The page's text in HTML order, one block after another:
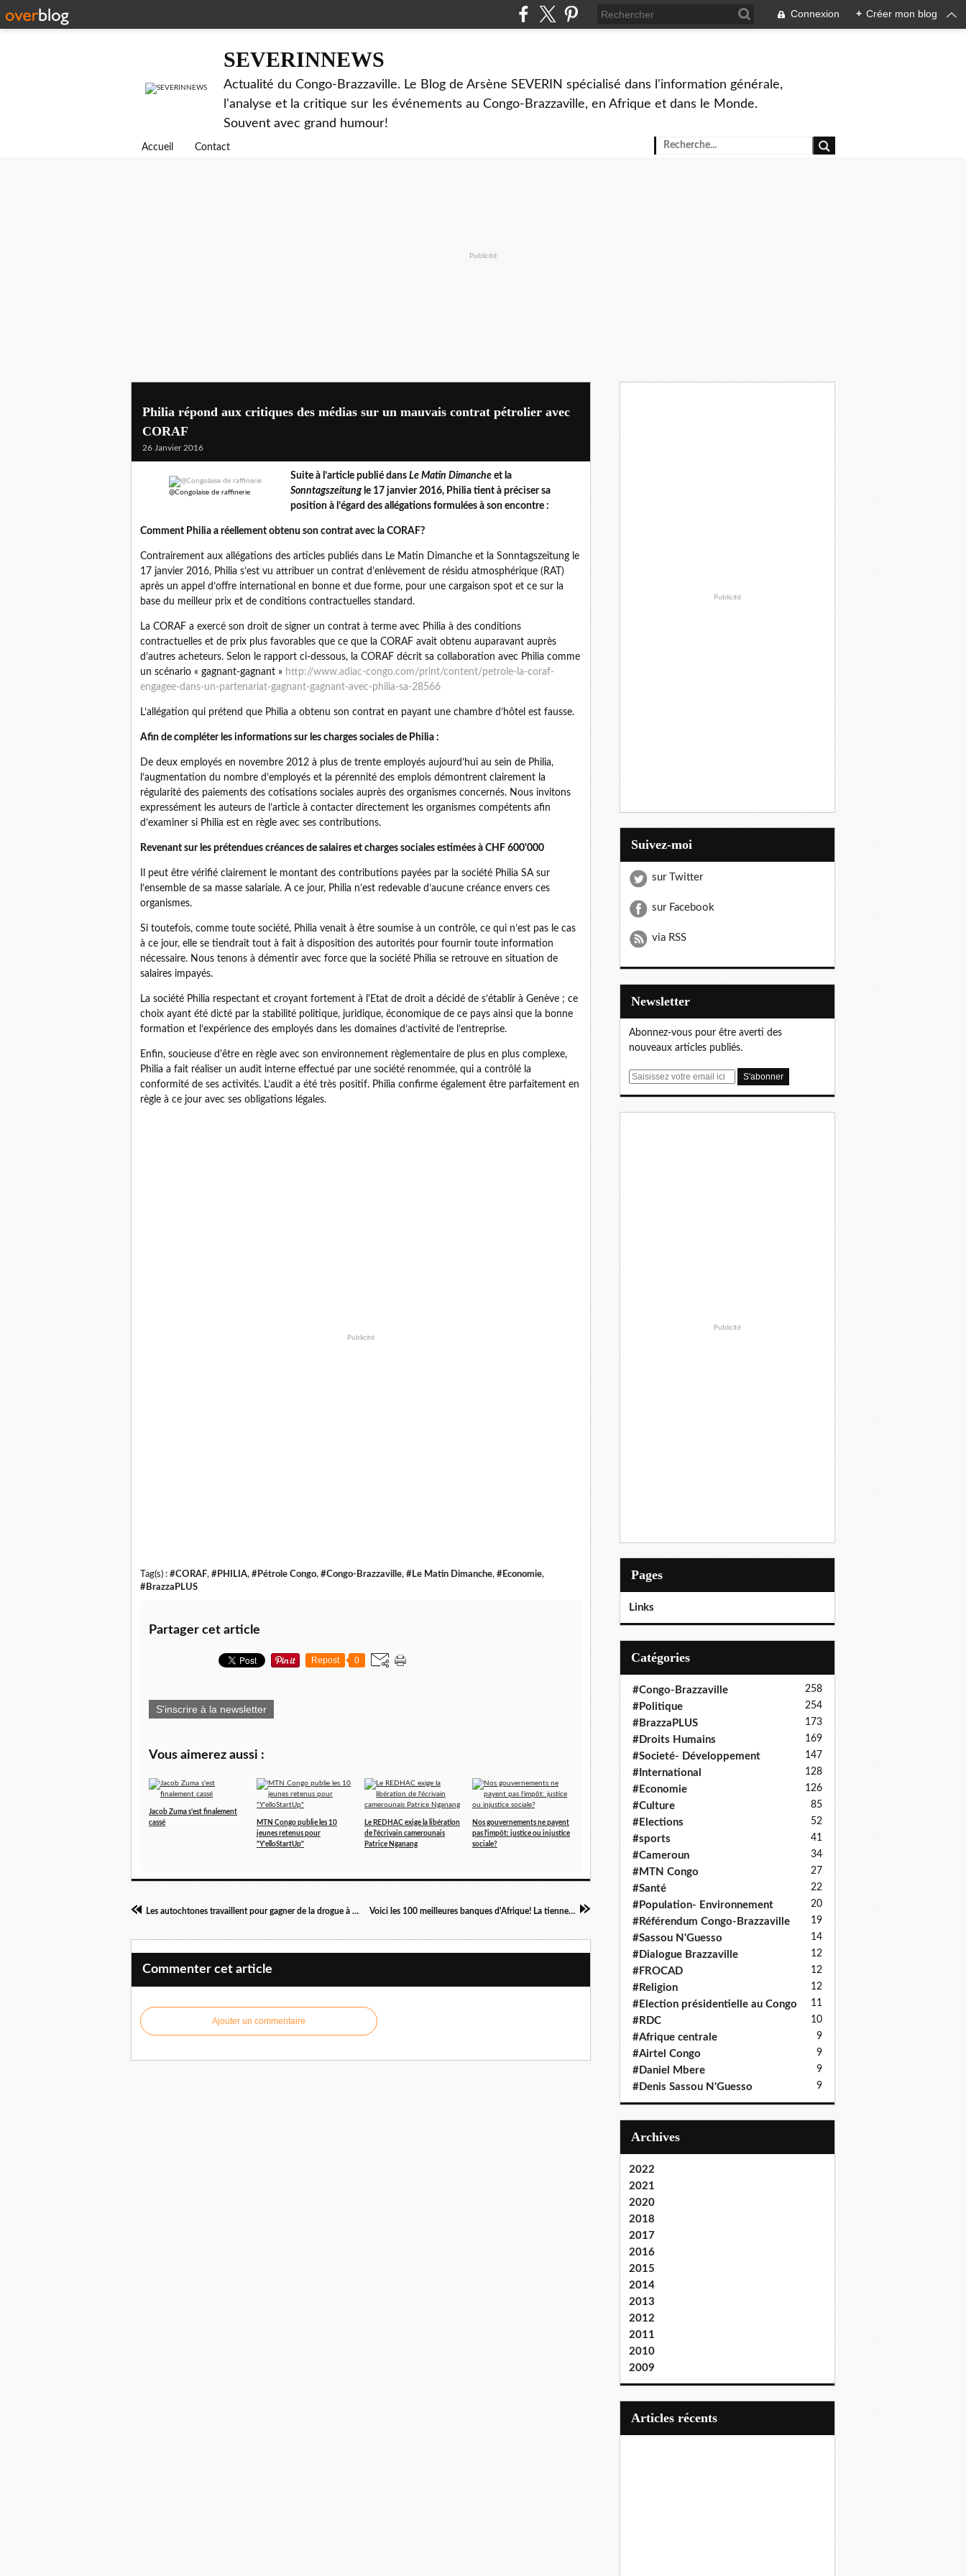
Connexion + Créer mon blog
SEVERINNEWS
Actualité du Congo-Brazzaville. Le Blog de Arsène SEVERIN spécialisé dans l'information générale,
l'analyse et la critique sur les événements au Congo-Brazzaville, en Afrique et dans le Monde.
Souvent avec grand humour!
Accueil Contact
Publicité
Philia répond aux critiques des médias sur un mauvais contrat pétrolier avec
CORAF
26 Janvier 2016
@Congolaise de raffinerie
Suite à l’article publié dans Le Matin Dimanche et la
Sonntagszeitungle 17 janvier 2016, Philia tient à préciser sa
position à l’égard des allégations formulées à son encontre :
Comment Philia a réellement obtenu son contrat avec la CORAF?
Contrairement aux allégations des articles publiés dans Le Matin Dimanche et la Sonntagszeitung le
17 janvier 2016, Philia s’est vu attribuer un contrat d’enlèvement de résidu atmosphérique (RAT)
après un appel d’offre international en bonne et due forme, pour une cargaison spot et ce sur la
base du meilleur prix et de conditions contractuelles standard.
La CORAF a exercé son droit de signer un contrat à terme avec Philia à des conditions
contractuelles et de prix plus favorables que ce que la CORAF avait obtenu auparavant auprès
d’autres acheteurs. Selon le rapport ci-dessous, la CORAF décrit sa collaboration avec Philia comme
un scénario « gagnant-gagnant » http://www.adiac-congo.com/print/content/petrole-la-coraf-
engagee-dans-un-partenariat-gagnant-gagnant-avec-philia-sa-28566
L’allégation qui prétend que Philia a obtenu son contrat en payant une chambre d’hôtel est fausse.
Afin de compléter les informations sur les charges sociales de Philia :
De deux employés en novembre 2012 à plus de trente employés aujourd’hui au sein de Philia,
l’augmentation du nombre d’employés et la pérennité des emplois démontrent clairement la
régularité des paiements des cotisations sociales auprès des organismes concernés. Nous invitons
expressément les auteurs de l’article à contacter directement les organismes compétents afin
d’examiner si Philia est en règle avec ses contributions.
Revenant sur les prétendues créances de salaires et charges sociales estimées à CHF 600'000
Il peut être vérifié clairement le montant des contributions payées par la société Philia SA sur
l’ensemble de sa masse salariale. A ce jour, Philia n’est redevable d’aucune créance envers ces
organismes.
Si toutefois, comme toute société, Philia venait à être soumise à un contrôle, ce qui n’est pas le cas
à ce jour, elle se tiendrait tout à fait à disposition des autorités pour fournir toute information
nécessaire. Nous tenons à démentir avec force que la société Philia se retrouve en situation de
salaires impayés.
La société Philia respectant et croyant fortement à l'Etat de droit a décidé de s’établir à Genève ; ce
choix ayant été dicté par la stabilité politique, juridique, économique de ce pays ainsi que la bonne
formation et l’expérience des employés dans les domaines d’activité de l’entreprise.
Enfin, soucieuse d'être en règle avec son environnement règlementaire de plus en plus complexe,
Philia a fait réaliser un audit interne effectué par une société renommée, qui a contrôlé la
conformité de ses activités. L’audit a été très positif. Philia confirme également être parfaitement en
règle à ce jour avec ses obligations légales.
Publicité
Tag(s) : #CORAF, #PHILIA, #Pétrole Congo, #Congo-Brazzaville, #Le Matin Dimanche, #Economie,
#BrazzaPLUS
Partager cet article
Repost 0
S'inscrire à la newsletter
Vous aimerez aussi :
Jacob Zuma s'est finalement
cassé
MTN Congo publie les 10
jeunes retenus pour
"Y'elloStartUp"
Le REDHAC exige la libération
de l'écrivain camerounais
Patrice Nganang
Nos gouvernements ne payent
pas l'impôt: justice ou injustice
sociale?
Les autochtones travaillent pour gagner de la drogue à Pokola Voici les 100 meilleures banques d'Afrique! La tienne y est?
Commenter cet article
Ajouter un commentaire
Publicité
Suivez-moi
sur Twitter
sur Facebook
via RSS
Newsletter
Abonnez-vous pour être averti des
nouveaux articles publiés.
E
Publicité
Pages
Links
Catégories
#Congo-Brazzaville 258
#Politique 254
#BrazzaPLUS 173
#Droits Humains 169
#Societé- Développement 147
#International 128
#Economie 126
#Culture 85
#Elections 52
#sports 41
#Cameroun 34
#MTN Congo 27
#Santé 22
#Population- Environnement 20
#Référendum Congo-Brazzaville 19
#Sassou N'Guesso 14
#Dialogue Brazzaville 12
#FROCAD 12
#Religion 12
#Election présidentielle au Congo 11
#RDC 10
#Afrique centrale 9
#Airtel Congo 9
#Daniel Mbere 9
#Denis Sassou N'Guesso 9
Archives
2022
2021
2020
2018
2017
2016
2015
2014
2013
2012
2011
2010
2009
articles récents